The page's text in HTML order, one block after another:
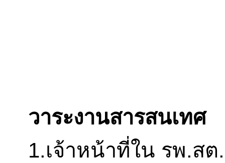
วาระงานสารสนเทศ
1.เจ้าหน้าที่ใน รพ.สต